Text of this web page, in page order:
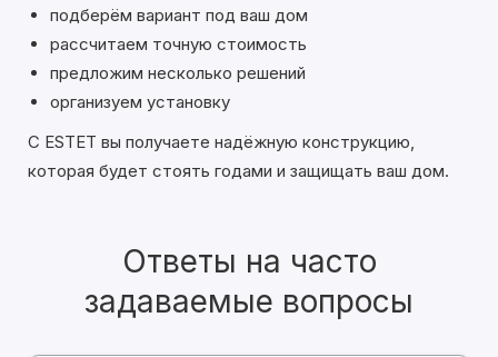
подберём вариант под ваш дом
рассчитаем точную стоимость
предложим несколько решений
организуем установку
С ESTET вы получаете надёжную конструкцию,
которая будет стоять годами и защищать ваш дом.
Ответы на часто
задаваемые вопросы